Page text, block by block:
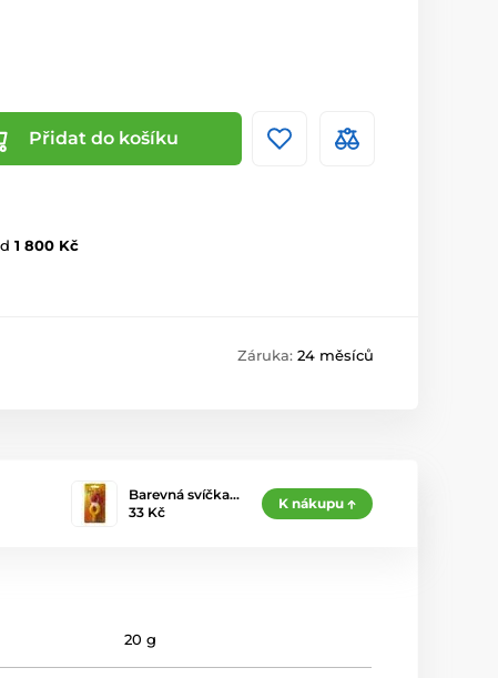
Přidat do košíku
1 800 Kč
Záruka: 24 měsíců
Barevná svíčka…
33 Kč
K nákupu
20 g